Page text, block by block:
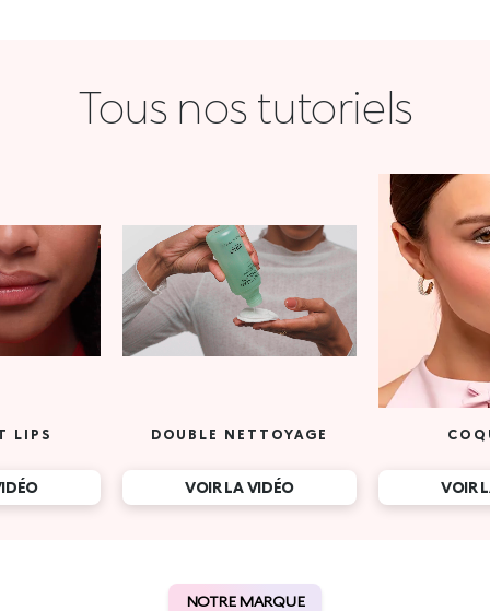
Tous nos tutoriels
LIPS DOUBLE NETTOYAGE
VOIR LA VIDÉO VOIR
NOTRE MARQUE